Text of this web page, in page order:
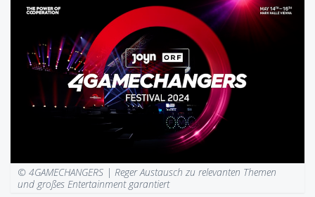
© 4GAMECHANGERS |Reger Austausch zu relevanten Themen
und großes Entertainment garantiert